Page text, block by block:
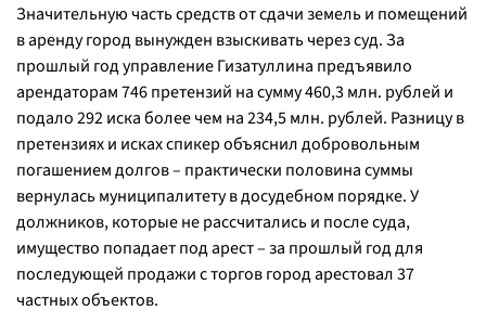
Значительную часть средств от сдачи земель и помещений
в аренду город вынужден взыскивать через суд. За
прошлый год управление Гизатуллина предъявило
арендаторам 746 претензий на сумму 460,3 млн. рублей и
подало 292 иска более чем на 234,5 млн. рублей. Разницу в
претензиях и исках спикер объяснил добровольным
погашением долгов – практически половина суммы
вернулась муниципалитету в досудебном порядке. У
должников, которые не рассчитались и после суда,
имущество попадает под арест – за прошлый год для
последующей продажи с торгов город арестовал 37
частных объектов.